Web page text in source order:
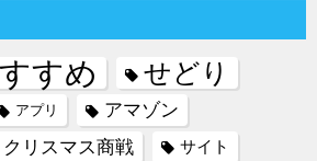
すめ せどり
アプリ アマゾン
クリスマス商戦 サイト